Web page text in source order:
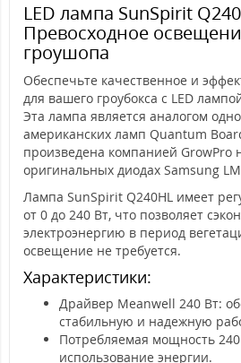
LED лампа SunSpirit
Превосходное
гроушопа
Обеспечьте качественное и
для вашего гроубокса с LED
Эта лампа является аналогом
американских ламп Quantum
произведена компанией GrowPro
оригинальных диодах Samsung
Лампа SunSpirit Q240HL имеет
от 0 до 240 Вт, что позволяет
электроэнергию в период
освещение не требуется.
Характеристики:
Драйвер Meanwell 240 Вт:
стабильную и надежную
Потребляемая мощность
использование энергии.